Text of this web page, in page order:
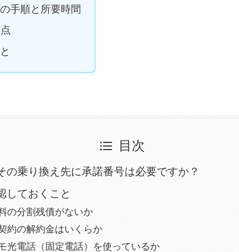
手順と所要時間
目次
の乗り換え先に承諾番号は必要ですか？
しておくこと
の分割残債がないか
約の解約金はいくらか
光電話（固定電話）を使っているか